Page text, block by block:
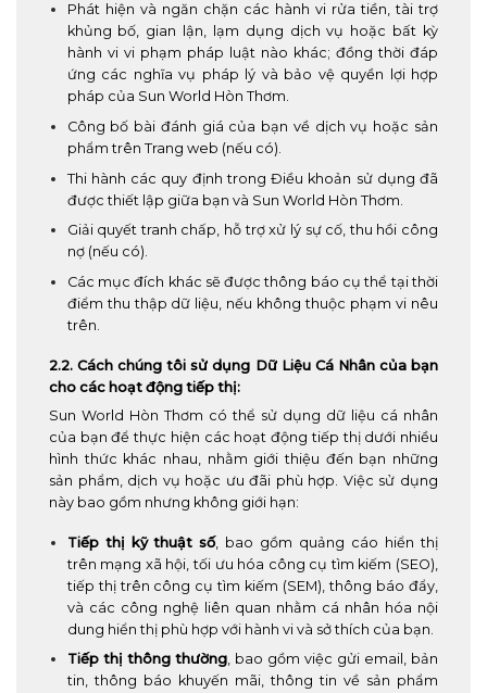
Phát hiện và ngăn chặn các hành vi rửa tiền, tài trợ
khủng bố, gian lận, lạm dụng dịch vụ hoặc bất kỳ
hành vi vi phạm pháp luật nào khác; đồng thời đáp
ứng các nghĩa vụ pháp lý và bảo vệ quyền lợi hợp
pháp của Sun World Hòn Thơm.
Công bố bài đánh giá của bạn về dịch vụ hoặc sản
phẩm trên Trang web (nếu có).
Thi hành các quy định trong Điều khoản sử dụng đã
được thiết lập giữa bạn và Sun World Hòn Thơm.
Giải quyết tranh chấp, hỗ trợ xử lý sự cố, thu hồi công
nợ (nếu có).
Các mục đích khác sẽ được thông báo cụ thể tại thời
điểm thu thập dữ liệu, nếu không thuộc phạm vi nêu
trên.
2.2. Cách chúng tôi sử dụng Dữ Liệu Cá Nhân của bạn
cho các hoạt động tiếp thị:
Sun World Hòn Thơm có thể sử dụng dữ liệu cá nhân
của bạn để thực hiện các hoạt động tiếp thị dưới nhiều
hình thức khác nhau, nhằm giới thiệu đến bạn những
sản phẩm, dịch vụ hoặc ưu đãi phù hợp. Việc sử dụng
này bao gồm nhưng không giới hạn:
Tiếp thị kỹ thuật số, bao gồm quảng cáo hiển thị
trên mạng xã hội, tối ưu hóa công cụ tìm kiếm (SEO),
tiếp thị trên công cụ tìm kiếm (SEM), thông báo đẩy,
và các công nghệ liên quan nhằm cá nhân hóa nội
dung hiển thị phù hợp với hành vi và sở thích của bạn.
Tiếp thị thông thường, bao gồm việc gửi email, bản
tin, thông báo khuyến mãi, thông tin về sản phẩm